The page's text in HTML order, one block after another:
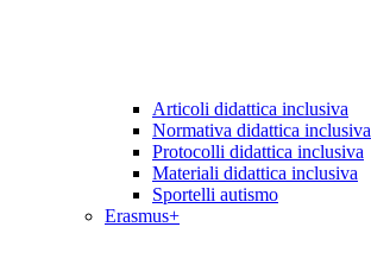
Articoli didattica inclusiva
Normativa didattica inclusiva
Protocolli didattica inclusiva
Materiali didattica inclusiva
Sportelli autismo
Erasmus+